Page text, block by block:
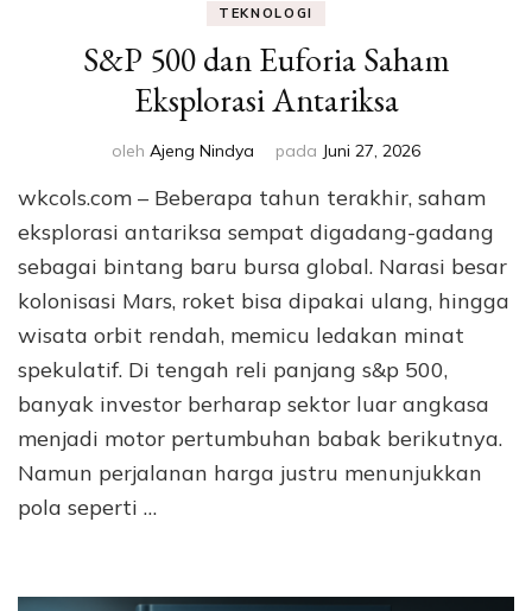
TEKNOLOGI
S&P 500 dan Euforia Saham
Eksplorasi Antariksa
oleh Ajeng Nindya pada Juni 27, 2026
wkcols.com – Beberapa tahun terakhir, saham
eksplorasi antariksa sempat digadang-gadang
sebagai bintang baru bursa global. Narasi besar
kolonisasi Mars, roket bisa dipakai ulang, hingga
wisata orbit rendah, memicu ledakan minat
spekulatif. Di tengah reli panjang s&p 500,
banyak investor berharap sektor luar angkasa
menjadi motor pertumbuhan babak berikutnya.
Namun perjalanan harga justru menunjukkan
pola seperti …